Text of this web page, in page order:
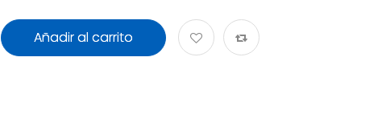
Añadir al carrito